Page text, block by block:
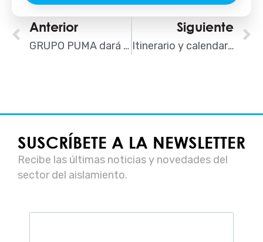
Ant
Anterior
GRUPO PUMA dará a conocer sus novedades en REBUILD 2024
Siguiente
Itinerario y calendario AISLA en REBUILD 2024
SUSCRÍBETE A LA NEWSLETTER
Recibe las últimas noticias y novedades del
sector del aislamiento.